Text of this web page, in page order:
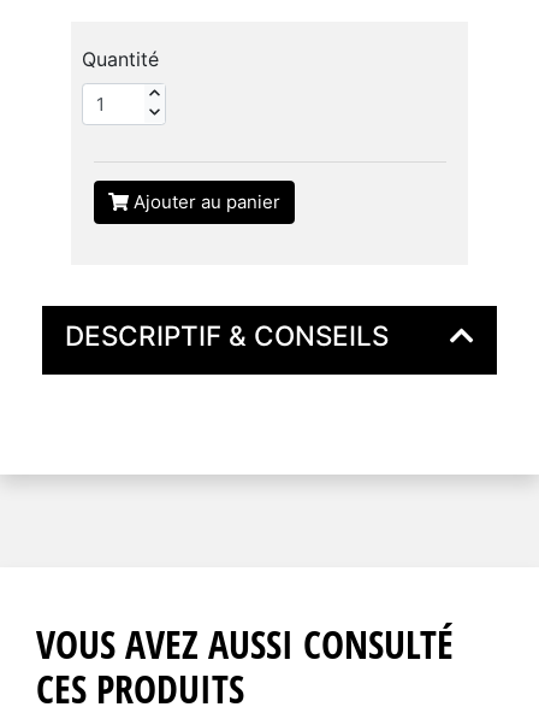
Quantité
Ajouter au panier
DESCRIPTIF & CONSEILS
VOUS AVEZ AUSSI CONSULTÉ
CES PRODUITS